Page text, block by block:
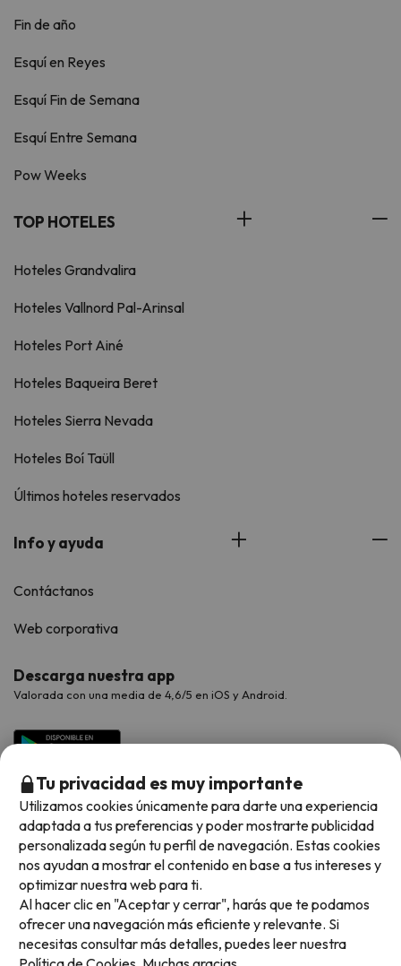
Fin de año
Esquí en Reyes
Esquí Fin de Semana
Esquí Entre Semana
Pow Weeks
TOP HOTELES
Hoteles Grandvalira
Hoteles Vallnord Pal-Arinsal
Hoteles Port Ainé
Hoteles Baqueira Beret
Hoteles Sierra Nevada
Hoteles Boí Taüll
Últimos hoteles reservados
Info y ayuda
Contáctanos
Web corporativa
Descarga nuestra app
Valorada con una media de 4,6/5 en iOS y Android.
Métodos de pago disponibles
Tu privacidad es muy importante
Utilizamos cookies únicamente para darte una experiencia
adaptada a tus preferencias y poder mostrarte publicidad
personalizada según tu perfil de navegación. Estas cookies
nos ayudan a mostrar el contenido en base a tus intereses y
optimizar nuestra web para ti.
Al hacer clic en "Aceptar y cerrar", harás que te podamos
ofrecer una navegación más eficiente y relevante. Si
necesitas consultar más detalles, puedes leer nuestra